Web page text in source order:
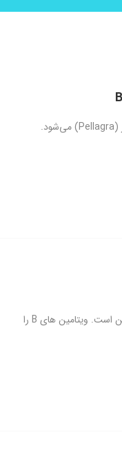
کمبود شدید ویتامین ب 3 باعث ایجاد یک بیماری به نام پلاگر (Pellagra) می‌شود.
ویتامین B کمپلکس یک گروه ویتامینی بوده که شامل 8 ویتامین است. ویتامین های B را